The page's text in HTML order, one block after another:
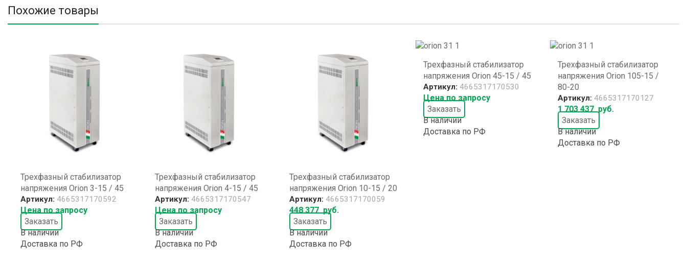
Похожие товары
Трехфазный стабилизатор
напряжения Orion 3-15 / 45
Артикул: 4665317170592
Цена по запросу
Заказать
В наличии
Доставка по РФ
Трехфазный стабилизатор
напряжения Orion 4-15 / 45
Артикул: 4665317170547
Цена по запросу
Заказать
В наличии
Доставка по РФ
Трехфазный стабилизатор
напряжения Orion 10-15 / 20
Артикул: 4665317170059
448 377 руб.
Заказать
В наличии
Доставка по РФ
Трехфазный стабилизатор
напряжения Orion 45-15 / 45
Артикул: 4665317170530
Цена по запросу
Заказать
В наличии
Доставка по РФ
Трехфазный стабилизатор
напряжения Orion 105-15 /
80-20
Артикул: 4665317170127
1 703 437 руб.
Заказать
В наличии
Доставка по РФ